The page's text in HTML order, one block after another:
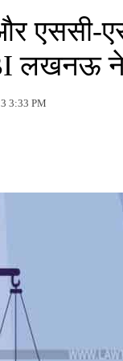
एससी-
लखनऊ
3:33 PM